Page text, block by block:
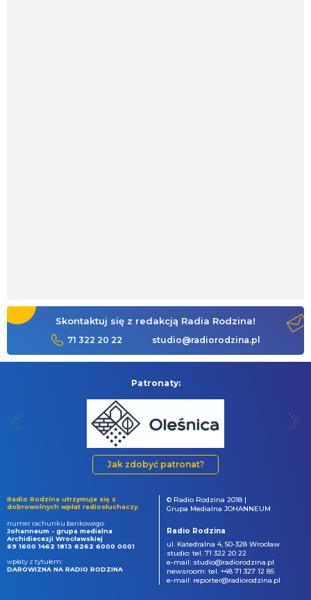
Skontaktuj się z redakcją Radia Rodzina!
71 322 20 22 studio@radiorodzina.pl
Patronaty:
Jak zdobyć patronat?
Radio Rodzina utrzymuje się z
dobrowolnych wpłat radiosłuchaczy.
numer rachunku bankowego:
Johanneum - grupa medialna
Archidiecezji Wrocławskiej
69 1600 1462 1813 6262 6000 0001
wpłaty z tytułem:
DAROWIZNA NA RADIO RODZINA
© Radio Rodzina 2018 |
Grupa Medialna JOHANNEUM
Radio Rodzina
ul. Katedralna 4, 50-328 Wrocław
studio: tel. 71 322 20 22
e-mail: studio@radiorodzina.pl
newsroom: tel. +48 71 327 12 85
e-mail: reporter@radiorodzina.pl